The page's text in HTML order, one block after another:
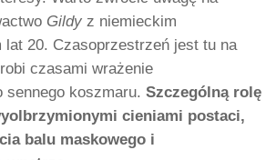
Gildy z niemieckim
lat 20. Czasoprzestrzeń jest tu na
czasami wrażenie
sennego koszmaru. Szczególną rolę
cieniami postaci,
balu maskowego i